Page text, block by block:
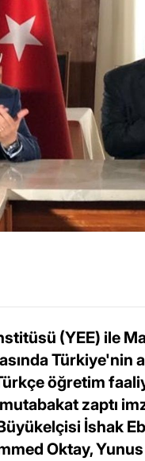
(YEE) ile
Türkiye'nin
Türkçe öğretim
zaptı
İshak
Oktay,